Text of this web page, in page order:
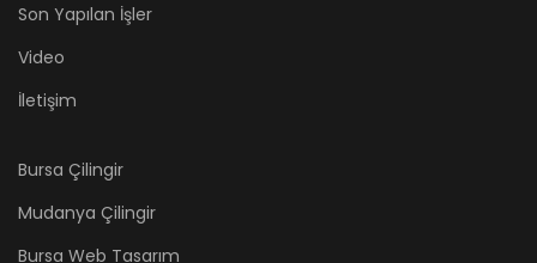
Son Yapılan İşler
Video
İletişim
Bursa Çilingir
Mudanya Çilingir
Bursa Web Tasarım